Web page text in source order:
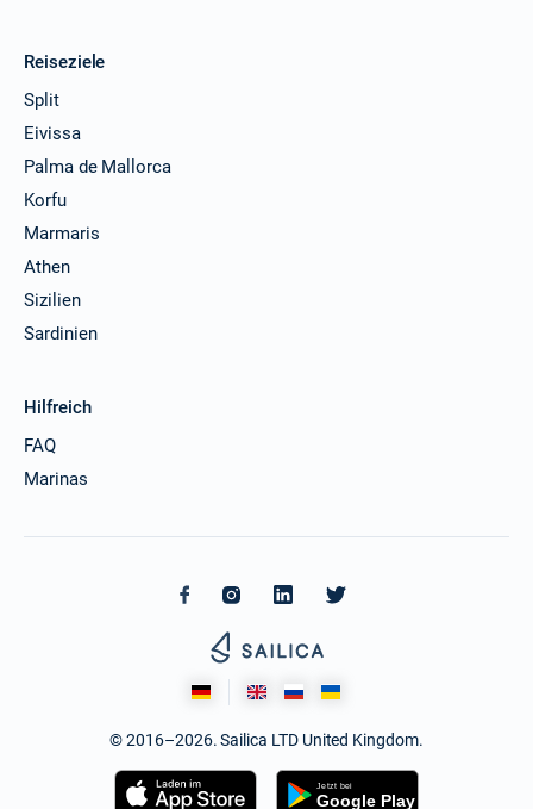
Reiseziele
Split
Eivissa
Palma de Mallorca
Korfu
Marmaris
Athen
Sizilien
Sardinien
Hilfreich
FAQ
Marinas
© 2016–2026. Sailica LTD United Kingdom.